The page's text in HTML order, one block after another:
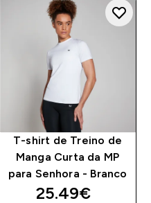
T-shirt de Treino de
Manga Curta da MP
para Senhora - Branco
discounted
25.49€‎